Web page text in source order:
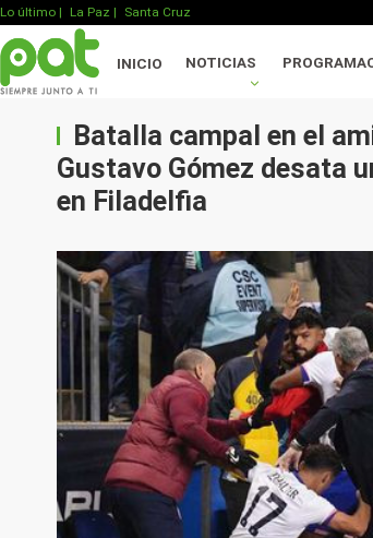
Lo último | La Paz | Santa Cruz
INICIO NOTICIAS
Batalla campal en el
Gustavo Gómez desata
en Filadelfia